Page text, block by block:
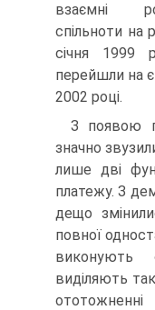
взаємні
спільноти на
січня 1999
перейшли на
2002 році.
З появою
значно
лише дві
платежу. З
дещо
повної
виконують
виділяють